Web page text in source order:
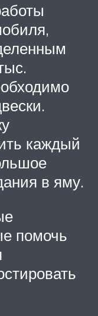
каждый
в яму.
помочь